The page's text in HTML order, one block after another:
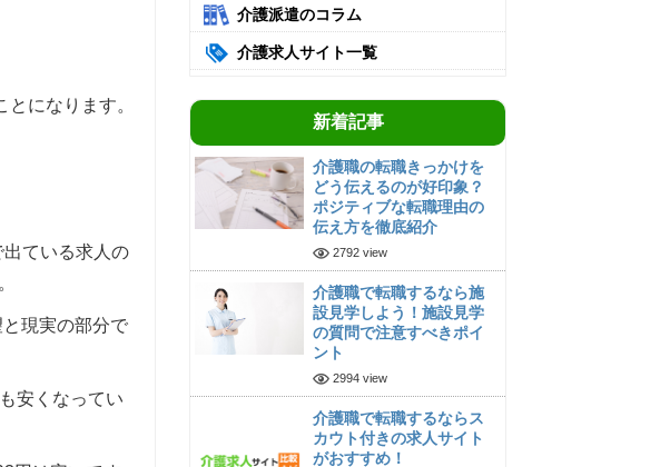
になります。
ている求人の
現実の部分で
安くなってい
介護派遣のコラム
介護求人サイト一覧
新着記事
介護職の転職きっかけを
どう伝えるのが好印象？
ポジティブな転職理由の
伝え方を徹底紹介
2792 view
介護職で転職するなら施
設見学しよう！施設見学
の質問で注意すべきポイ
ント
2994 view
介護職で転職するならス
カウト付きの求人サイト
がおすすめ！